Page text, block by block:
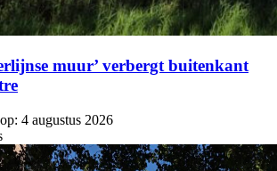
muur’ verbergt buitenkant
4 augustus 2026